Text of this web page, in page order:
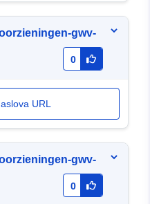
gwv-
0
URL
gwv-
0